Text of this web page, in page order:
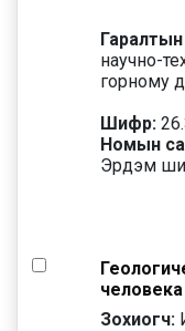
научно-
горному
Шифр:
Номын
Эрдэм
человека
Зохиогч: